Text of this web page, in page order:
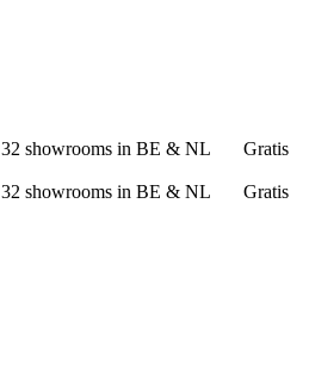
32 showrooms in BE & NL
Gratis
32 showrooms in BE & NL
Gratis